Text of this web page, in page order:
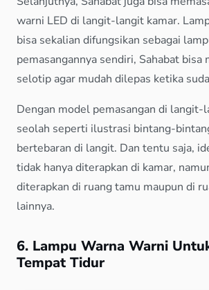
warni LED di langit-langit kamar.
bisa sekalian difungsikan sebagai
pemasangannya sendiri, Sahabat bisa
selotip agar mudah dilepas ketika
Dengan model pemasangan di langit-
seolah seperti ilustrasi bintang-
bertebaran di langit. Dan tentu saja,
tidak hanya diterapkan di kamar,
diterapkan di ruang tamu maupun di
lainnya.
6. Lampu Warna Warni
Tempat Tidur